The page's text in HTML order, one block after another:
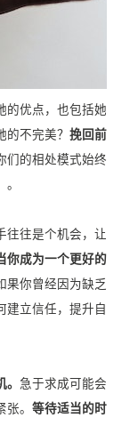
的优点，也包括她
不完美？ 挽回前
们的相处模式始终
往往是个机会，让
你成为一个更好的
果你曾经因为缺乏
建立信任，提升自
急于求成可能会
。 等待适当的时